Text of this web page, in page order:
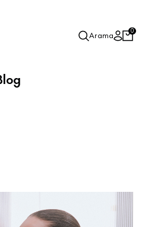
Arama 0